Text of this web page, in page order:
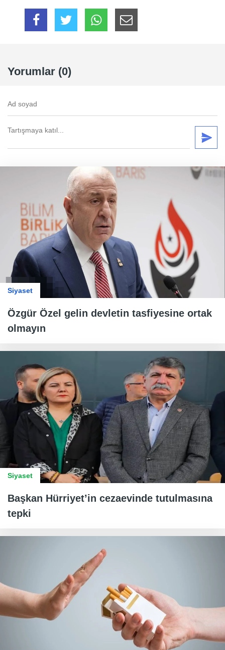
Yorumlar (0)
Siyaset
Özgür Özel gelin devletin tasfiyesine ortak
olmayın
Siyaset
Başkan Hürriyet’in cezaevinde tutulmasına
tepki